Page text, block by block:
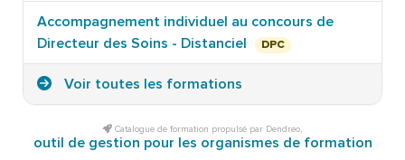
Accompagnement individuel au concours de
Directeur des Soins - Distanciel
DPC
Voir toutes les formations
Catalogue de formation propulsé par Dendreo,
outil de gestion pour les organismes de formation